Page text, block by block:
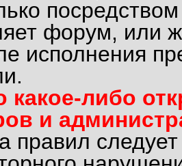
форум, или
исполнения
какое-либо
и
правил